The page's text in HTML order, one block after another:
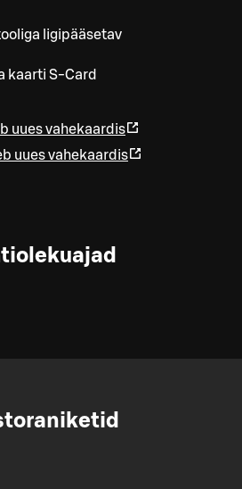
ligipääsetav
kaarti S-Card
uues vahekaardis
uues vahekaardis